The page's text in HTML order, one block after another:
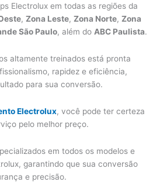
Electrolux em todas as regiões da
,Zona Leste,Zona Norte,Zona
São Paulo, além do ABC Paulista.
altamente treinados está pronta
rapidez e eficiência,
para sua conversão.
Electrolux, você pode ter certeza
pelo melhor preço.
em todos os modelos e
garantindo que sua conversão
e precisão.